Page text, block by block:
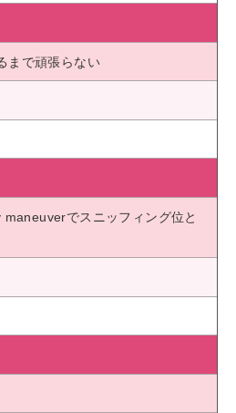
まで頑張らない
でスニッフィング位と